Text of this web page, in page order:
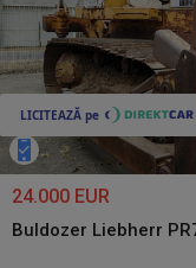
24.000 EUR
Buldozer Liebherr